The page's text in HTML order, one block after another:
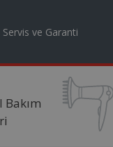
Servis ve Garanti
Bakım